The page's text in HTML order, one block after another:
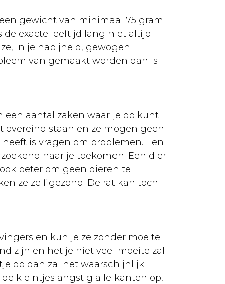
gewicht van minimaal 75 gram
de exacte leeftijd lang niet altijd
in je nabijheid, gewogen
van gemaakt worden dan is
aantal zaken waar je op kunt
overeind staan en ze mogen geen
is vragen om problemen. Een
naar je toekomen. Een dier
beter om geen dieren te
ze zelf gezond. De rat kan toch
en kun je ze zonder moeite
zijn en het je niet veel moeite zal
op dan zal het waarschijnlijk
kleintjes angstig alle kanten op,